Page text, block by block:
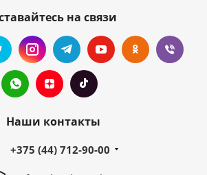
на связи
Наши контакты
+375 (44) 712-90-00